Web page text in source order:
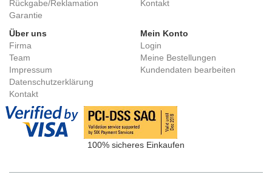
Rückgabe/Reklamation
Garantie
Kontakt
Über uns
Firma
Team
Impressum
Datenschutzerklärung
Kontakt
Mein Konto
Login
Meine Bestellungen
Kundendaten bearbeiten
100% sicheres Einkaufen